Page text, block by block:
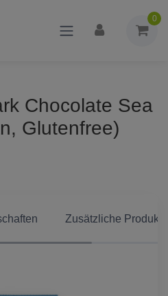
0
Chocolate Sea
Glutenfree)
Zusätzliche